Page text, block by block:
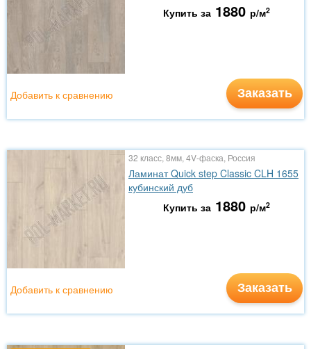
Купить за 1880 р/м2
Заказать
Добавить к сравнению
32 класс, 8мм, 4V-фаска, Россия
Ламинат Quick step Classic CLH 1655
кубинский дуб
Купить за 1880 р/м2
Заказать
Добавить к сравнению